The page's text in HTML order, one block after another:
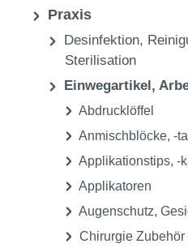
Praxis
Desinfektion,
Sterilisation
Einwegartikel,
Abdrucklöffel
Anmischblöcke, -
Applikationstips, -
Applikatoren
Augenschutz,
Chirurgie Zubehör